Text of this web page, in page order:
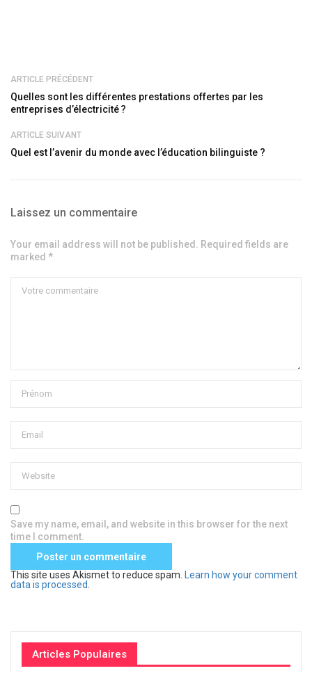
ARTICLE PRÉCÉDENT
Quelles sont les différentes prestations offertes par les
entreprises d’électricité ?
ARTICLE SUIVANT
Quel est l’avenir du monde avec l’éducation bilinguiste ?
Laissez un commentaire
Your email address will not be published. Required fields are
marked *
Save my name, email, and website in this browser for the next
time I comment.
This site uses Akismet to reduce spam.
Learn how your comment
data is processed
Articles Populaires